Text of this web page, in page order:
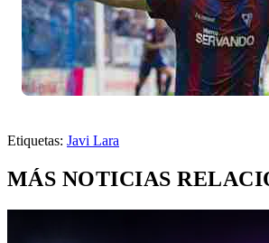
Etiquetas: Javi Lara
MÁS NOTICIAS